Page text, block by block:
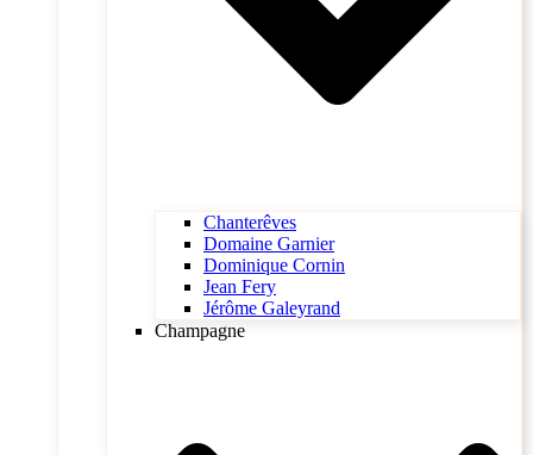
Chanterêves
Domaine Garnier
Dominique Cornin
Jean Fery
Jérôme Galeyrand
Champagne